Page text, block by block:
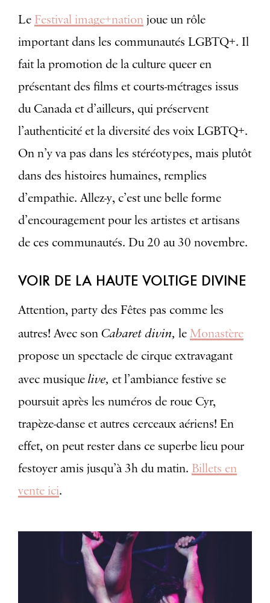
Le Festival image+nationjoue un rôle
important dans les communautés LGBTQ+. Il
fait la promotion de la culture queer en
présentant des films et courts-métrages issus
du Canada et d’ailleurs, qui préservent
l’authenticité et la diversité des voix LGBTQ+.
On n’y va pas dans les stéréotypes, mais plutôt
dans des histoires humaines, remplies
d’empathie. Allez-y, c’est une belle forme
d’encouragement pour les artistes et artisans
de ces communautés. Du 20 au 30 novembre.
VOIR DE LA HAUTE VOLTIGE DIVINE
Attention, party des Fêtes pas comme les
autres! Avec son Cabaret divin, leMonastère
propose un spectacle de cirque extravagant
avec musique live, et l’ambiance festive se
poursuit après les numéros de roue Cyr,
trapèze-danse et autres cerceaux aériens! En
effet, on peut rester dans ce superbe lieu pour
festoyer amis jusqu’à 3h du matin. Billets en
vente ici.